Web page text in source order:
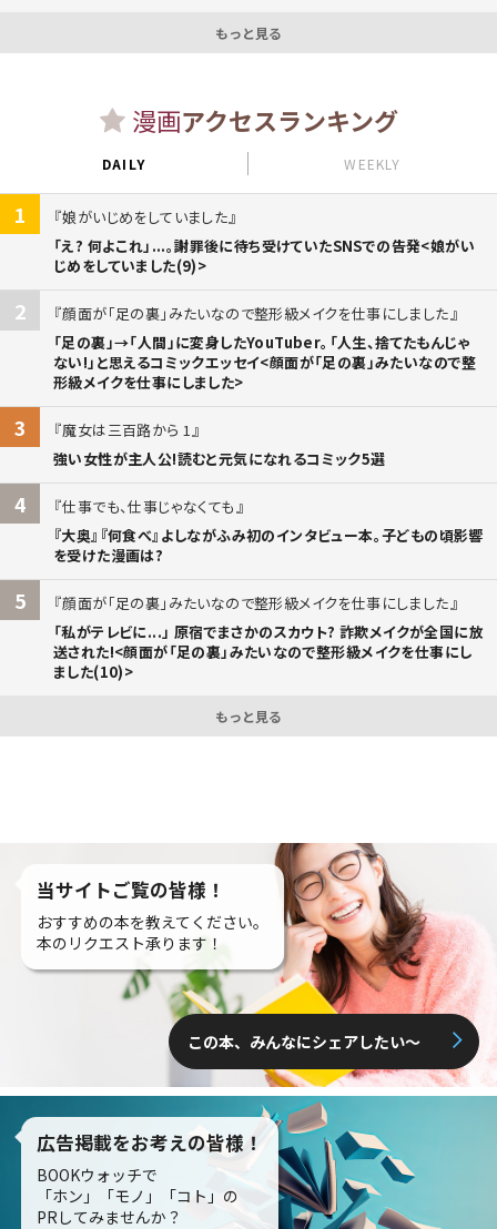
もっと見る
漫画アクセスランキング
DAILY WEEKLY
1
娘がいじめをしていました
「え? 何よこれ」...。謝罪後に待ち受けていたSNSでの告発<娘がい
じめをしていました(9)>
2
顔面が「足の裏」みたいなので整形級メイクを仕事にしました
「足の裏」→「人間」に変身したYouTuber。「人生、捨てたもんじゃ
ない!」と思えるコミックエッセイ<顔面が「足の裏」みたいなので整
形級メイクを仕事にしました>
3
魔女は三百路から 1
強い女性が主人公!読むと元気になれるコミック5選
4
仕事でも、仕事じゃなくても
『大奥』『何食べ』よしながふみ初のインタビュー本。子どもの頃影響
を受けた漫画は?
5
顔面が「足の裏」みたいなので整形級メイクを仕事にしました
「私がテレビに...」 原宿でまさかのスカウト? 詐欺メイクが全国に放
送された!<顔面が「足の裏」みたいなので整形級メイクを仕事にし
ました(10)>
もっと見る
当サイトご覧の皆様！
おすすめの本を教えてください。
本のリクエスト承ります！
この本、みんなにシェアしたい〜
広告掲載をお考えの皆様！
BOOKウォッチで
「ホン」「モノ」「コト」の
PRしてみませんか？